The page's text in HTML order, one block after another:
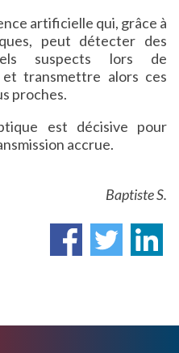
artificielle qui, grâce à
peut détecter des
suspects lors de
transmettre alors ces
proches.
est décisive pour
accrue.
Baptiste S.